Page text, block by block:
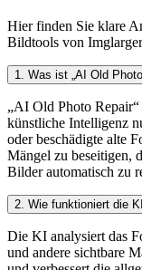
Hier finden Sie klare
Bildtools von
1 Was ist „AI Old
„AI Old Photo
künstliche Intelligenz
oder beschädigte alte
Mängel zu beseitigen,
Bilder automatisch zu
2 Wie funktioniert die
Die KI analysiert das
und andere sichtbare